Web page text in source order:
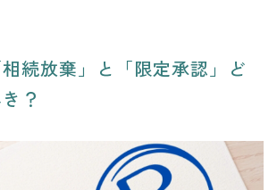
続放棄」と「限定承認」ど
？